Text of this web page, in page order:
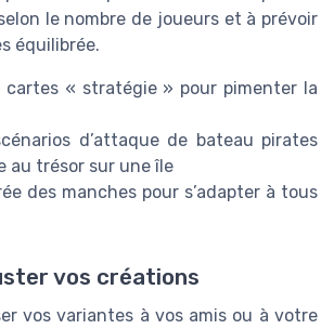
le nombre de joueurs et à prévoir
équilibrée.
cartes « stratégie » pour pimenter la
d’attaque de bateau pirates
au trésor sur une île
des manches pour s’adapter à tous
vos créations
vos variantes à vos amis ou à votre